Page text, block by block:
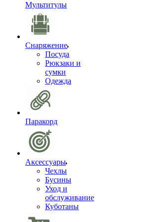
Мультитулы
Снаряжение
Посуда
Рюкзаки и
сумки
Одежда
Паракорд
Аксессуары
Чехлы
Бусины
Уход и
обслуживание
Куботаны